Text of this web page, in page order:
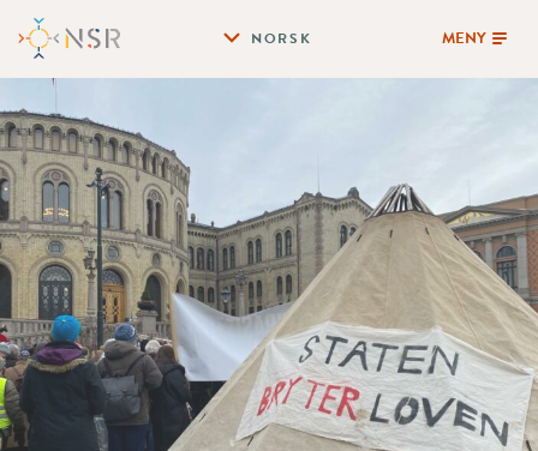
NORSK MENY